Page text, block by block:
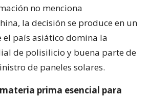
no menciona
la decisión se produce en un
el país asiático domina la
de polisilicio y buena parte de
de paneles solares.
materia prima esencial para